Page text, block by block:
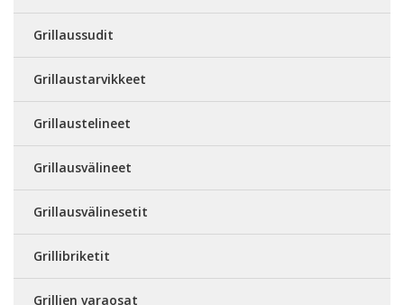
Grillaussudit
Grillaustarvikkeet
Grillaustelineet
Grillausvälineet
Grillausvälinesetit
Grillibriketit
Grillien varaosat